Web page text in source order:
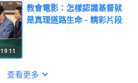
19:11
教會電影：怎樣認識基督就
是真理道路生命 - 精彩片段
查看更多